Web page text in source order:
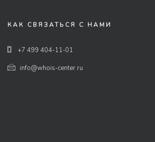
КАК СВЯЗАТЬСЯ С НАМИ
+7 499 404-11-01
info@whois-center.ru